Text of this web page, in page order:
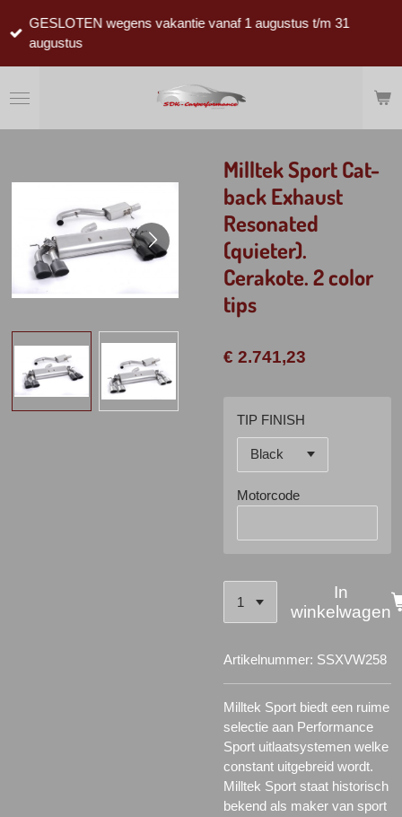
direct
hoofdinhoud
GESLOTEN wegens vakantie vanaf 1 augustus t/m 31
augustus
Milltek Sport Cat-
back Exhaust
Resonated
(quieter).
Cerakote. 2 color
tips
€ 2.741,23
TIP FINISH
Motorcode
In
winkelwagen
Artikelnummer: SSXVW258
Milltek Sport biedt een ruime
selectie aan Performance
Sport uitlaatsystemen welke
constant uitgebreid wordt.
Milltek Sport staat historisch
bekend als maker van sport